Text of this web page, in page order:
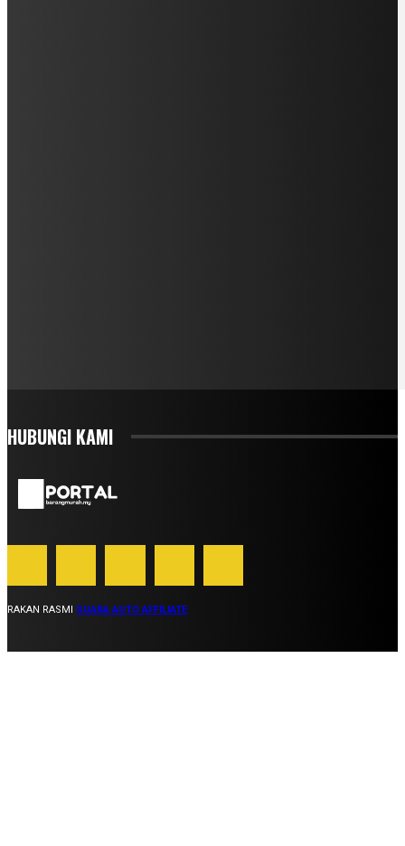
HUBUNGI KAMI
RAKAN RASMI SUARA AUTO AFFILIATE